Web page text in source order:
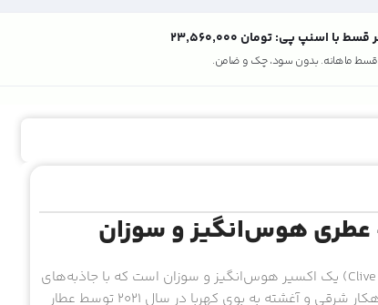
قسط با اسنپ پی:تومان ۲۳٬۵۶۰٬۰۰۰
عطری هوس‌انگیز و سوزان
کلایو کریستین جامپ اپ اند کیس می (Clive Christian Jump Up and Kiss Me) یک اکسیر هوس‌انگیز و سوزان است که با جاذبه‌های
دلفریب خود، شما را به دنیای شگفت‌انگیز عطرها دعوت می‌کند. این شاهکار شرقی و آغشته به بوی کهربا در سال 2021 توسط عطار